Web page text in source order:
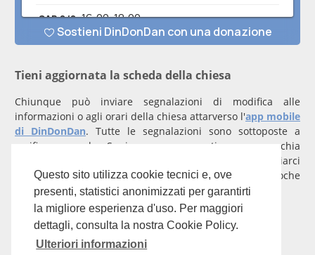
Questo sito utilizza cookie tecnici e, ove
presenti, statistici anonimizzati per garantirti
la migliore esperienza d'uso. Per maggiori
dettagli, consulta la nostra Cookie Policy.
Ulteriori informazioni
Tieni aggiornata la scheda della chiesa
Chiunque può inviare segnalazioni di modifica alle
informazioni o agli orari della chiesa attarverso l'app mobile
di DinDonDan. Tutte le segnalazioni sono sottoposte a
verifica manuale. Se invece rappresenti una parrocchia
con un account verificato per inviarci
comunicazioni prioritarie che saranno gestite entro poche
Per qualunque domanda scrivi ainfo@dindondan.app